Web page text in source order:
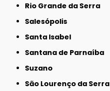
Rio Grande da Serra
Salesópolis
Santa Isabel
Santana de Parnaíba
Suzano
São Lourenço da Serra